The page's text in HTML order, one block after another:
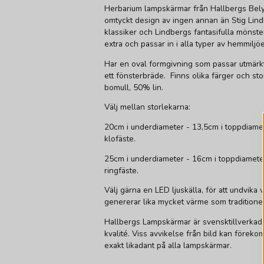
Herbarium lampskärmar från Hallbergs
omtyckt design av ingen annan än Stig
klassiker och Lindbergs fantasifulla
extra och passar in i alla typer av
Har en oval formgivning som passar
ett fönsterbräde. Finns olika färger och
bomull, 50% lin.
Välj mellan storlekarna:
20cm i underdiameter - 13,5cm i
klofäste.
25cm i underdiameter - 16cm i
ringfäste.
Välj gärna en LED ljuskälla, för att undvika
genererar lika mycket värme som
Hallbergs Lampskärmar är
kvalité. Viss avvikelse från bild kan
exakt likadant på alla lampskärmar.